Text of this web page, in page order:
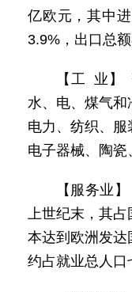
亿欧元，其中
3.9%，出口总
【工 业】
水、电、煤气
电力、纺织、服
电子器械、陶瓷
【服务业
上世纪末，其占
本达到欧洲发达
约占就业总人口